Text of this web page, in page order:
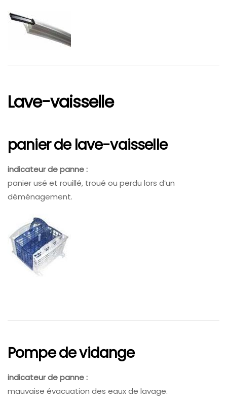
Lave-vaisselle
panier de lave-vaisselle
indicateur de panne :
panier usé et rouillé, troué ou perdu lors d’un
déménagement.
Pompe de vidange
indicateur de panne :
mauvaise évacuation des eaux de lavage.